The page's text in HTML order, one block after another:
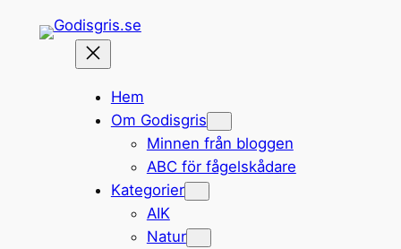
Hem
Om Godisgris
Minnen från bloggen
ABC för fågelskådare
Kategorier
AIK
Natur